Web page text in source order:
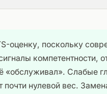
оценку, поскольку
компетентности,
«обслуживал». Слабые
нулевой вес.